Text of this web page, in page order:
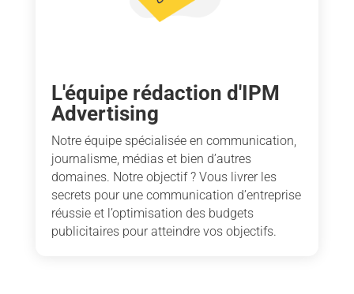
L'équipe rédaction d'IPM
Advertising
Notre équipe spécialisée en communication,
journalisme, médias et bien d’autres
domaines. Notre objectif ? Vous livrer les
secrets pour une communication d’entreprise
réussie et l’optimisation des budgets
publicitaires pour atteindre vos objectifs.